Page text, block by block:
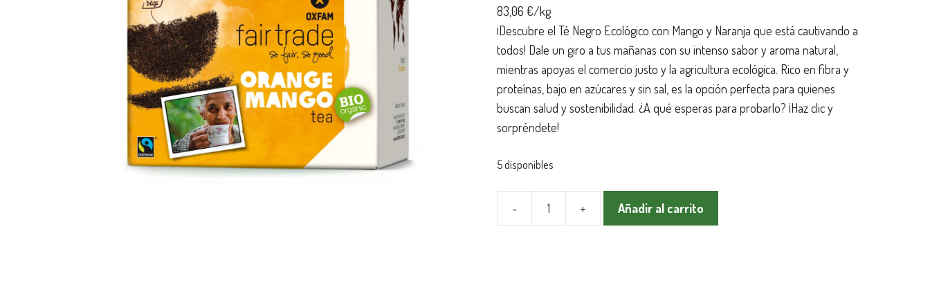
83,06 €/kg
¡Descubre el Té Negro Ecológico con Mango y Naranja que está cautivando a
todos! Dale un giro a tus mañanas con su intenso sabor y aroma natural,
mientras apoyas el comercio justo y la agricultura ecológica. Rico en fibra y
proteínas, bajo en azúcares y sin sal, es la opción perfecta para quienes
buscan salud y sostenibilidad. ¿A qué esperas para probarlo? ¡Haz clic y
sorpréndete!
5 disponibles
- + Añadir al carrito